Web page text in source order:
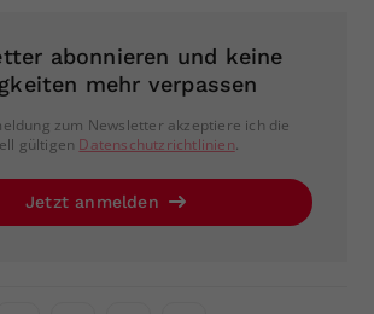
abonnieren und keine
mehr verpassen
zum Newsletter akzeptiere ich die
gültigen Datenschutzrichtlinien.
Jetzt anmelden